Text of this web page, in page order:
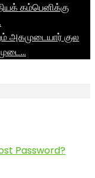
கம்பெனிக்கு
குல
Password?